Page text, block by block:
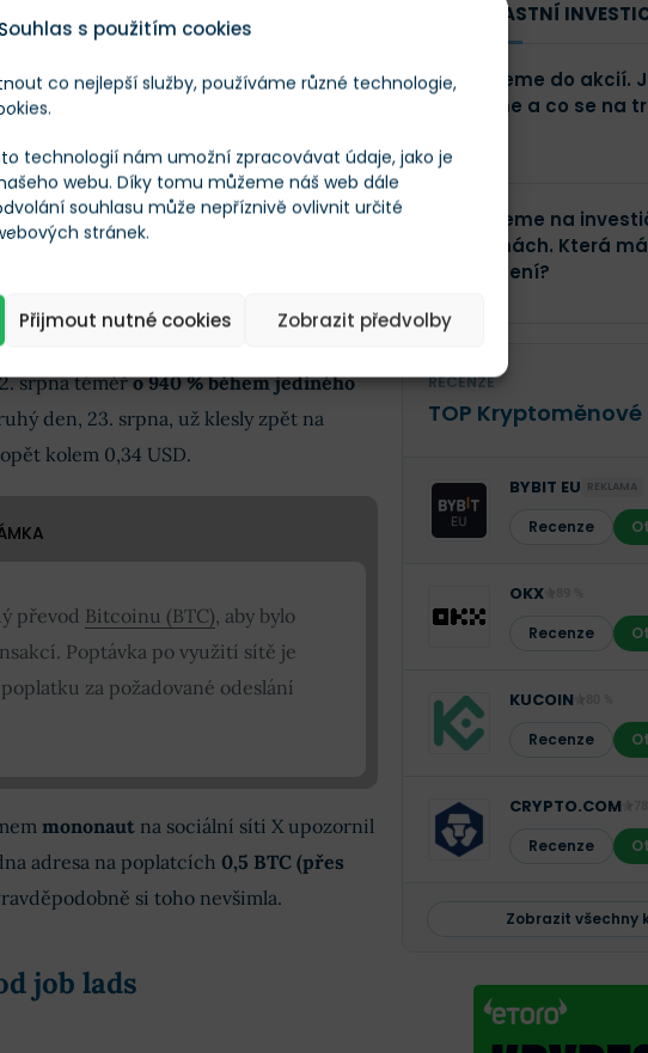
Souhlas s použitím cookies
co nejlepší služby, používáme různé technologie,
technologií nám umožní zpracovávat údaje, jako je
webu. Díky tomu můžeme náš web dále
souhlasu může nepříznivě ovlivnit určité
stránek.
Přijmout nutné cookies Zobrazit předvolby
transakcí
srpna téměřo 940 % během jediného
den, 23. srpna, už klesly zpět na
kolem 0,34 USD.
převod Bitcoinu (BTC), aby bylo
Poptávka po využití sítě je
za požadované odeslání
mononautna sociální síti X upozornil
adresa na poplatcích 0,5 BTC (přes
si toho nevšimla.
job lads
NAŠE VLASTNÍ
Investujeme do akcií.
kupujeme a co se na
Investujeme na
platformách. Která
zhodnocení?
RECENZE
TOP Kryptoměnové
BYBIT EU REKLAMA
Recenze
OKX
Recenze
KUCOIN
Recenze
CRYPTO.COM
Recenze
Zobrazit všechny